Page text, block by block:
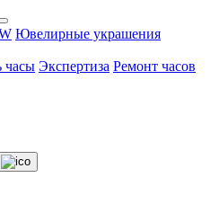
Ювелирные украшения
часы Экспертиза Ремонт часов